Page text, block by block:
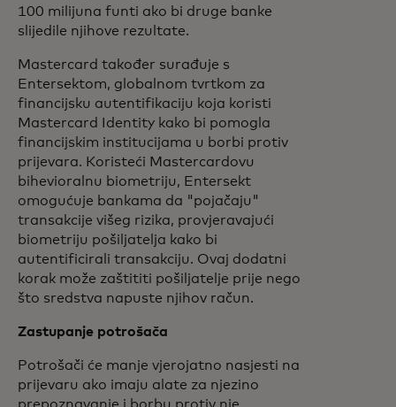
100 milijuna funti ako bi druge banke
slijedile njihove rezultate.
Mastercard također surađuje s
Entersektom, globalnom tvrtkom za
financijsku autentifikaciju koja koristi
Mastercard Identity kako bi pomogla
financijskim institucijama u borbi protiv
prijevara. Koristeći Mastercardovu
bihevioralnu biometriju, Entersekt
omogućuje bankama da "pojačaju"
transakcije višeg rizika, provjeravajući
biometriju pošiljatelja kako bi
autentificirali transakciju. Ovaj dodatni
korak može zaštititi pošiljatelje prije nego
što sredstva napuste njihov račun.
Zastupanje potrošača
Potrošači će manje vjerojatno nasjesti na
prijevaru ako imaju alate za njezino